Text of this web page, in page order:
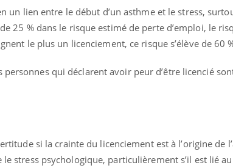
un lien entre le début d’un asthme et le stress,
25 % dans le risque estimé de perte d’emploi, le
le plus un licenciement, ce risque s’élève de 60
qui déclarent avoir peur d’être licencié
si la crainte du licenciement est à l’origine de
stress psychologique, particulièrement s’il est lié
Youtube
Eczéma
expliquer ma
Il y a des sujets
questions sur la
montrer ...